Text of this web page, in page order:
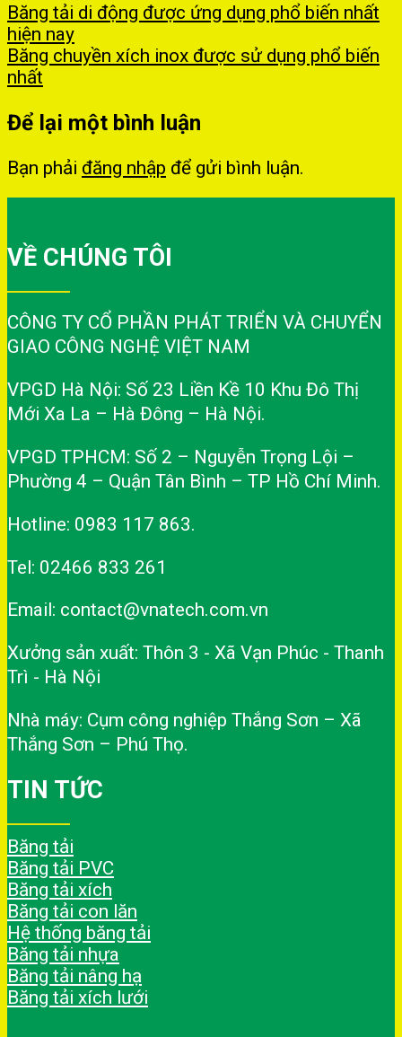
Băng tải di động được ứng dụng phổ biến nhất
hiện nay
Băng chuyền xích inox được sử dụng phổ biến
nhất
Để lại một bình luận
Bạn phải đăng nhập để gửi bình luận.
VỀ CHÚNG TÔI
CÔNG TY CỔ PHẦN PHÁT TRIỂN VÀ CHUYỂN
GIAO CÔNG NGHỆ VIỆT NAM
VPGD Hà Nội: Số 23 Liền Kề 10 Khu Đô Thị
Mới Xa La – Hà Đông – Hà Nội.
VPGD TPHCM: Số 2 – Nguyễn Trọng Lội –
Phường 4 – Quận Tân Bình – TP Hồ Chí Minh.
Hotline: 0983 117 863.
Tel: 02466 833 261
Email: contact@vnatech.com.vn
Xưởng sản xuất: Thôn 3 - Xã Vạn Phúc - Thanh
Trì - Hà Nội
Nhà máy: Cụm công nghiệp Thắng Sơn – Xã
Thắng Sơn – Phú Thọ.
TIN TỨC
Băng tải
Băng tải PVC
Băng tải xích
Băng tải con lăn
Hệ thống băng tải
Băng tải nhựa
Băng tải nâng hạ
Băng tải xích lưới